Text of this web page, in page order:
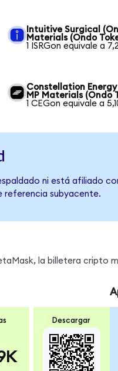
Intuitive Surgical
Materials (Ondo
1 ISRGon equivale a
Constellation
MP Materials (Ondo
1 CEGon equivale a
ni está afiliado
referencia subyacente.
la billetera cripto
Descargar